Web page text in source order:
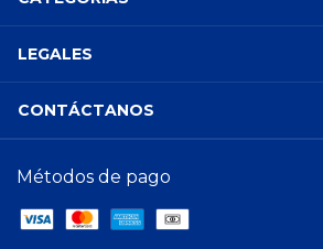
LEGALES
CONTÁCTANOS
Métodos de pago